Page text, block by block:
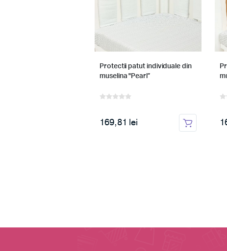
Protectii patut individuale din
muselina "Pearl”
169,81 lei